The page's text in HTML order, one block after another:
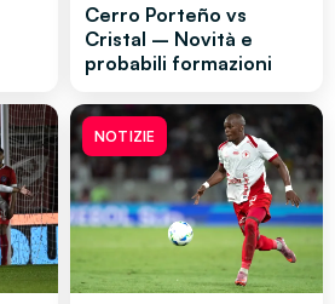
Cerro Porteño vs
Cristal – Novità e
probabili formazioni
NOTIZIE